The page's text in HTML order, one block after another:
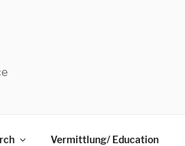
Vermittlung/ Education